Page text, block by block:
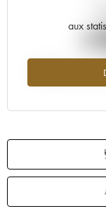
aux
Tendance à la